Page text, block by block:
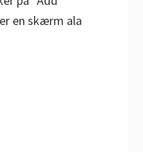
en skærm ala